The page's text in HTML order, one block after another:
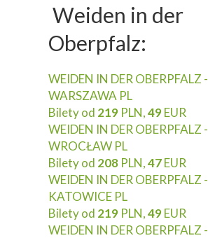
Weiden in der
Oberpfalz:
WEIDEN IN DER OBERPFALZ -
WARSZAWA PL
Bilety od 219 PLN,49EUR
WEIDEN IN DER OBERPFALZ -
WROCŁAW PL
Bilety od 208 PLN,47EUR
WEIDEN IN DER OBERPFALZ -
KATOWICE PL
Bilety od 219 PLN,49EUR
WEIDEN IN DER OBERPFALZ -